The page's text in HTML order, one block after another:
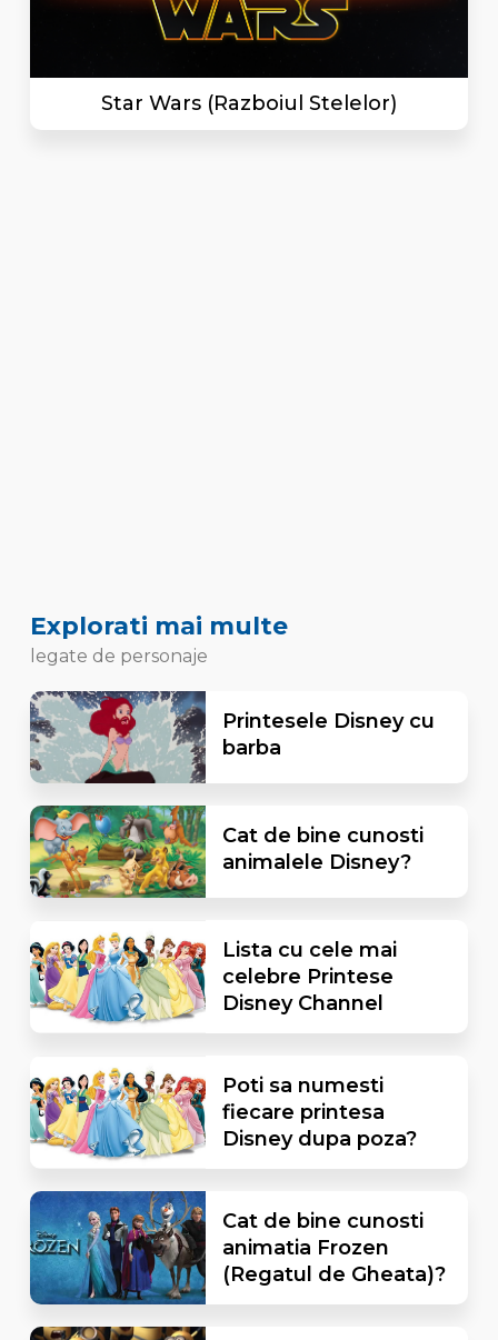
Star Wars (Razboiul Stelelor)
Explorati mai multe
legate de personaje
Printesele Disney cu
barba
Cat de bine cunosti
animalele Disney?
Lista cu cele mai
celebre Printese
Disney Channel
Poti sa numesti
fiecare printesa
Disney dupa poza?
Cat de bine cunosti
animatia Frozen
(Regatul de Gheata)?